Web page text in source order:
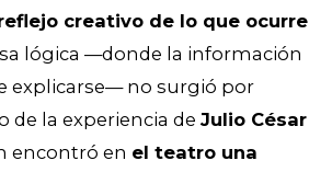
creativo de lo que ocurre
lógica —donde la información
explicarse— no surgió por
de la experiencia de Julio César
encontró en el teatro una